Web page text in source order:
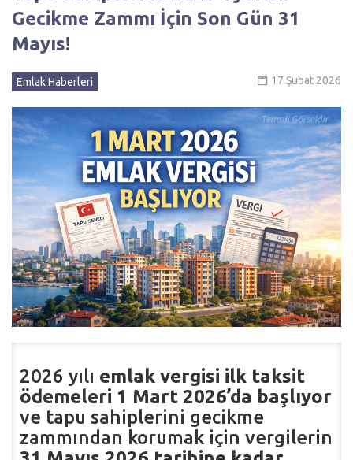
Gecikme Zammı İçin Son Gün 31
Mayıs!
17 Şubat 2026
Emlak Haberleri
2026 yılı emlak vergisi ilk taksit
ödemeleri 1 Mart 2026’da başlıyor
ve tapu sahiplerini gecikme
zammından korumak için vergilerin